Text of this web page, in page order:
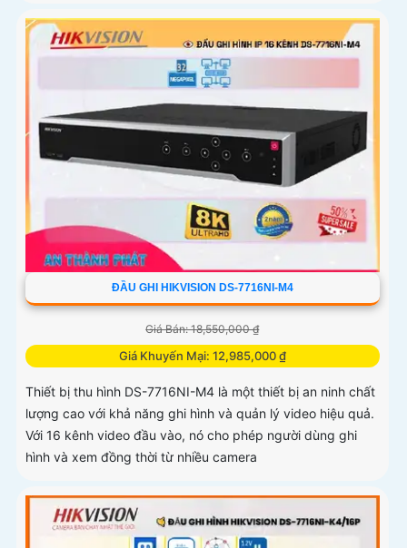
ĐẦU GHI HIKVISION DS-7716NI-M4
Giá Bán: 18,550,000 ₫
Giá Khuyến Mại: 12,985,000 ₫
Thiết bị thu hình DS-7716NI-M4 là một thiết bị an ninh chất
lượng cao với khả năng ghi hình và quản lý video hiệu quả.
Với 16 kênh video đầu vào, nó cho phép người dùng ghi
hình và xem đồng thời từ nhiều camera